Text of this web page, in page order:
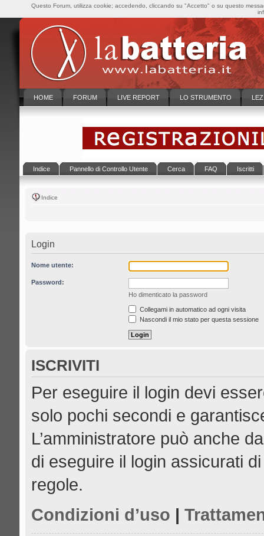
HOME FORUM LIVE REPORT LO STRUMENTO
Indice Pannello di Controllo Utente Cerca FAQ Iscritti
Indice
Login
Nome utente:
Password:
Ho dimenticato la password
Collegami in automatico ad ogni visita
Nascondi il mio stato per questa sessione
ISCRIVITI
Per eseguire il login devi
solo pochi secondi e
L’amministratore può anche
di eseguire il login assicurati
regole.
Condizioni d’uso |
Questo Forum, utilizza cookie; accedendo, cliccando su "Accetto" o su questo